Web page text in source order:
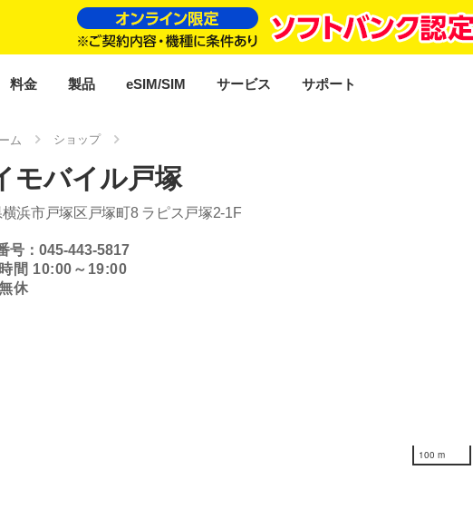
料金 製品 eSIM/SIM サービス サポート
ム ショップ
モバイル戸塚
浜市戸塚区戸塚町8 ラピス戸塚2‐1F
号：045-443-5817
間 10:00～19:00
休
100 m